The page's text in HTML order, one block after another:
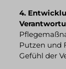
4.
Putzen und
Gefühl der